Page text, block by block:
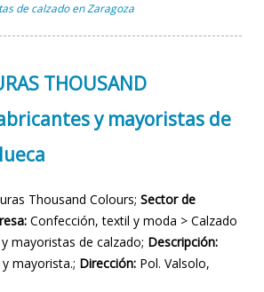
de calzado en Zaragoza
THOUSAND
y mayoristas de
Thousand Colours; Sector de
Confección, textil y moda > Calzado
mayoristas de calzado; Descripción:
mayorista.; Dirección: Pol. Valsolo,